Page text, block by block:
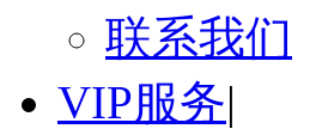
联系我们
VIP服务|